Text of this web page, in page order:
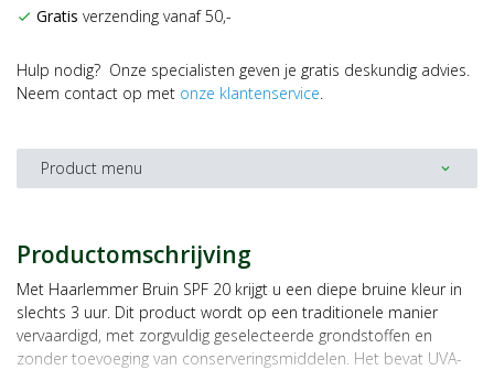
check Gratis verzending vanaf 50,-
Hulp nodig? Onze specialisten geven je gratis deskundig advies.
Neem contact op met onze klantenservice.
Product menu expand_more
Productomschrijving
Met Haarlemmer Bruin SPF 20 krijgt u een diepe bruine kleur in
slechts 3 uur. Dit product wordt op een traditionele manier
vervaardigd, met zorgvuldig geselecteerde grondstoffen en
zonder toevoeging van conserveringsmiddelen. Het bevat UVA-